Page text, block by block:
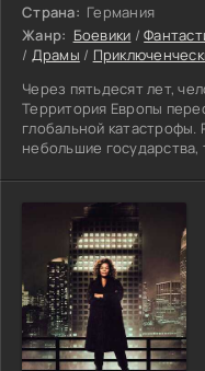
Страна: Германия
Жанр: Боевики /
/ Драмы /
Через пятьдесят лет,
Территория Европы
глобальной
небольшие
власти. Правители и
стремятся завоевать
управленцем и подмять
пространствами. В
братьев и родная сестра.